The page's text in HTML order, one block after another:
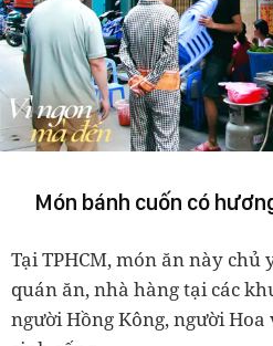
Món bánh cuốn có
Tại TPHCM, món ăn này chủ
quán ăn, nhà hàng tại các
người Hồng Kông, người